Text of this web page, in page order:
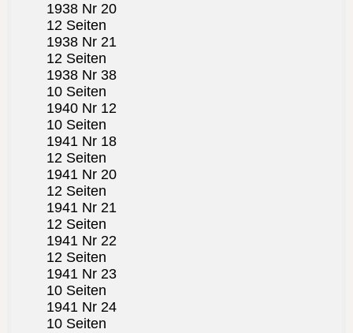
1938 Nr 20
12 Seiten
1938 Nr 21
12 Seiten
1938 Nr 38
10 Seiten
1940 Nr 12
10 Seiten
1941 Nr 18
12 Seiten
1941 Nr 20
12 Seiten
1941 Nr 21
12 Seiten
1941 Nr 22
12 Seiten
1941 Nr 23
10 Seiten
1941 Nr 24
10 Seiten